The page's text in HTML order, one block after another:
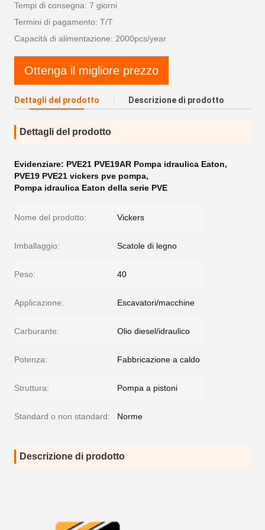
Tempi di consegna: 7 giorni
Termini di pagamento: T/T
Capacità di alimentazione: 2000pcs/year
Ottenga il migliore prezzo
Dettagli del prodotto Descrizione di prodotto
Dettagli del prodotto
Evidenziare: PVE21 PVE19AR Pompa idraulica Eaton,
PVE19 PVE21 vickers pve pompa,
Pompa idraulica Eaton della serie PVE
Nome del prodotto: Vickers
Imballaggio: Scatole di legno
Peso: 40
Applicazione: Escavatori/macchine
Carburante: Olio diesel/idraulico
Potenza: Fabbricazione a caldo
Struttura: Pompa a pistoni
Standard o non standard: Norme
Descrizione di prodotto